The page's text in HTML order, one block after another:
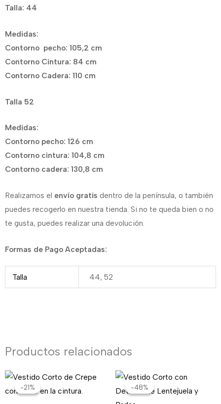
Talla: 44
Medidas:
Contorno pecho: 105,2 cm
Contorno Cintura: 84 cm
Contorno Cadera: 110 cm
Talla 52
Medidas:
Contorno pecho: 126 cm
Contorno cintura: 104,8 cm
Contorno cadera: 130,8 cm
Realizamos el envío gratis dentro de la península, o también
puedes recogerlo en nuestra tienda. Si no te queda bien o no
te gusta, puedes realizar una devolución.
Formas de Pago Aceptadas:
Talla 44, 52
Productos relacionados
-21%
-21%
El
original
El
precio
actual
-48%
-48%
El
original
El
actual